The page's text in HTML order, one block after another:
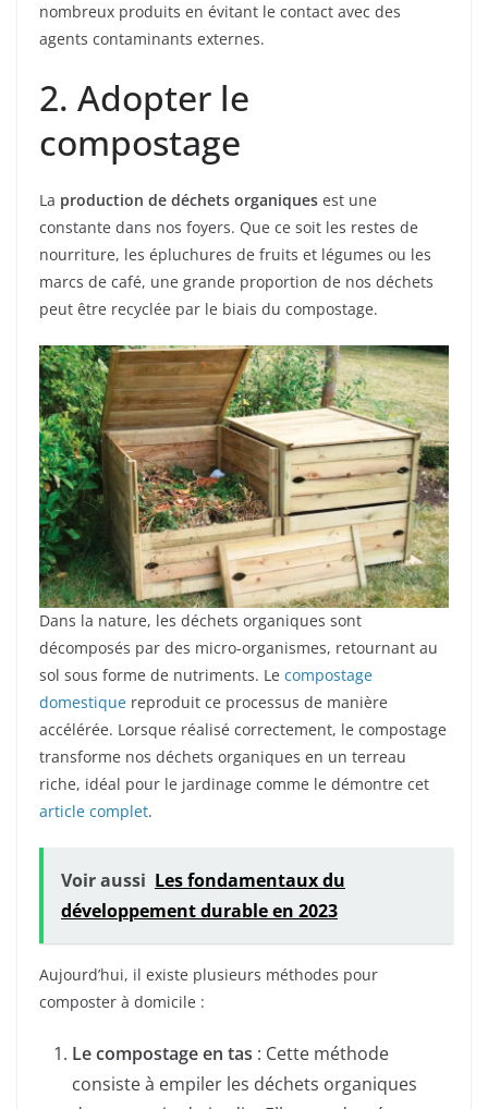
nombreux produits en évitant le contact avec des
agents contaminants externes.
2. Adopter le
compostage
La production de déchets organiques est une
constante dans nos foyers. Que ce soit les restes de
nourriture, les épluchures de fruits et légumes ou les
marcs de café, une grande proportion de nos déchets
peut être recyclée par le biais du compostage.
Dans la nature, les déchets organiques sont
décomposés par des micro-organismes, retournant au
sol sous forme de nutriments. Le compostage
domestique reproduit ce processus de manière
accélérée. Lorsque réalisé correctement, le compostage
transforme nos déchets organiques en un terreau
riche, idéal pour le jardinage comme le démontre cet
article complet.
Voir aussi Les fondamentaux du
développement durable en 2023
Aujourd’hui, il existe plusieurs méthodes pour
composter à domicile :
Le compostage en tas : Cette méthode
consiste à empiler les déchets organiques